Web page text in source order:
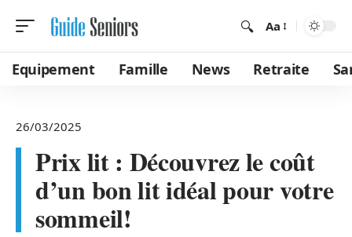
Aa
Equipement Famille News Retraite
26/03/2025
Prix lit : Découvrez le coût
d’un bon lit idéal pour votre
sommeil!